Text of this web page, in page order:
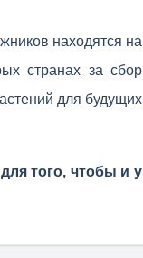
находятся на
странах за сбор
для будущих
того, чтобы и у